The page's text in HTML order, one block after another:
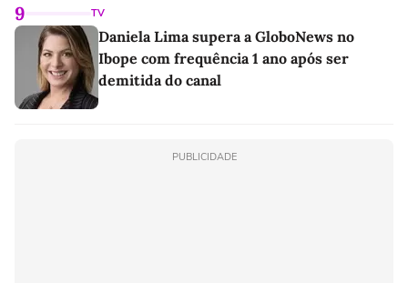
9 TV
Daniela Lima supera a GloboNews no
Ibope com frequência 1 ano após ser
demitida do canal
PUBLICIDADE